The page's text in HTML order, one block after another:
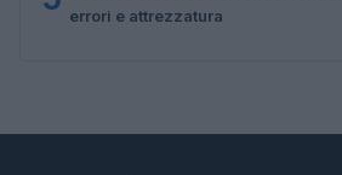
errori e attrezzatura